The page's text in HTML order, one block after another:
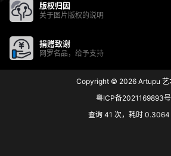
版权归因
关于图片版权的说明
捐赠致谢
网罗名品，给予支持
Copyright © 2026 Artupu 艺
粤ICP备2021169893号
查询 41 次，耗时 0.3064